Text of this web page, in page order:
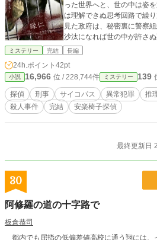
った世界へと、世の中は姿を変
は理解できぬ思考回路で繰
見た政府は、秘密裏に警察
沙汰になれば世の中が許さ
凶悪事件に対抗する唯一の手段だ
奇殺人犯。通称九十九人(つ
に死刑が執行されているはずの死刑
囚であるはずの凶悪猟奇殺
凶悪異常犯罪交渉係へと着
向かう物語。 スナック【サンテラス】の事件奇譚に続く、
美食家の悪食】《完結》
ミステリー 完結 長編
24h.ポイント 42pt
小説 16,966 位 / 228,744件 ミステリー 139
探偵 刑事 サイコパス 異常犯罪 推
殺人事件
完結 安楽椅子探偵
最終更新日
30
阿修羅の道の十字路で
板倉恭司
都内でも屈指の低偏差値高校に通う翔には、